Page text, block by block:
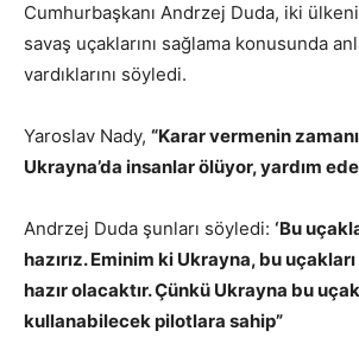
Cumhurbaşkanı Andrzej Duda, iki
savaş uçaklarını sağlama konusunda
vardıklarını söyledi.
Yaroslav Nady, “Karar vermenin
Ukrayna’da insanlar ölüyor, yardım
Andrzej Duda şunları söyledi: ‘Bu
hazırız. Eminim ki Ukrayna, bu
hazır olacaktır. Çünkü Ukrayna bu
kullanabilecek pilotlara sahip”